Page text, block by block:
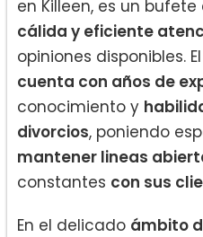
en Killeen, es un
cálida y eficiente
opiniones disponibles.
cuenta con años de
conocimiento y
divorcios, poniendo
mantener lineas
constantes con sus
En el delicado ámbito